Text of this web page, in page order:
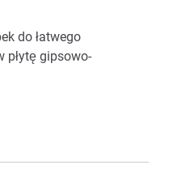
do łatwego
płytę gipsowo-